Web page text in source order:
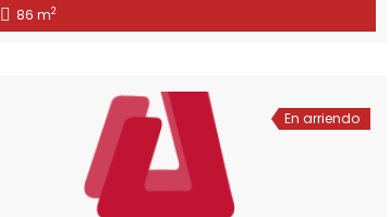
86 m2
En arriendo